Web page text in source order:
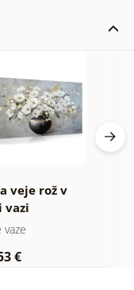
veje rož v
vazi
vaze
€